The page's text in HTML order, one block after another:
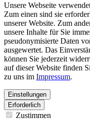
Unsere Webseite
Zum einen sind sie
unserer Website. Zum
unsere Inhalte für Sie
pseudonymisierte Daten
ausgewertet. Das
können Sie jederzeit
auf dieser Website finden
zu uns im Impressum.
Einstellungen
Erforderlich
Zustimmen